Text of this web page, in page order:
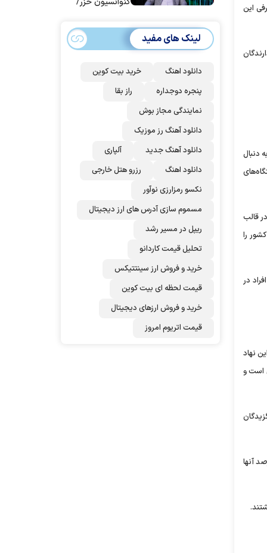
این
دنبال
قالب
را
در
نهاد
است و
علمی هستند که ۳۹ درصد آنها مهاجرت کردند. ۶۹ درصد نخبگان نفرات ۱ تا ۱۰۰ هستند که ۲۷ درصد آنها
می‌شود؟!
لینک های مفید
دانلود اهنگ
خرید بیت کوین
پنجره دوجداره
راز بقا
نمایندگی مجاز بوش
دانلود آهنگ رز‌ موزیک
دانلود آهنگ جدید
آلپاری
دانلود اهنگ
رزرو هتل خارجی
نکسو رمزارزی نوآور
مسموم سازی آدرس های ارز دیجیتال
ریپل در مسیر رشد
تحلیل قیمت کاردانو
خرید و فروش ارز سینتتیکس
قیمت لحظه ای بیت کوین
خرید و فروش ارزهای دیجیتال
قیمت اتریوم امروز